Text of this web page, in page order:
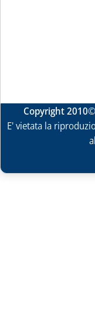
Copyright 2010
E' vietata la